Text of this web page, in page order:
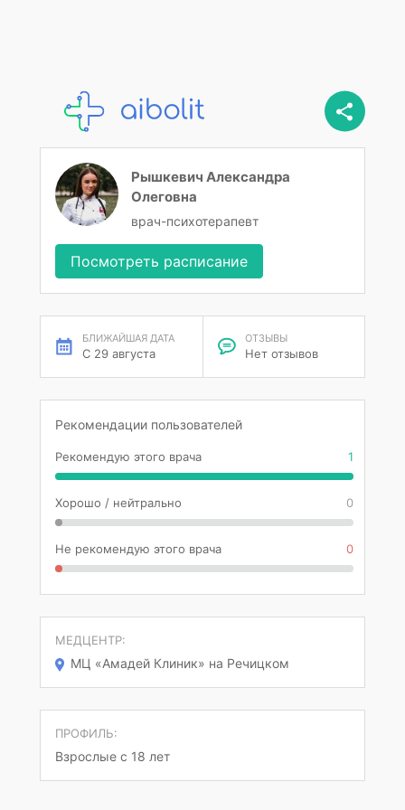
Рышкевич Александра
Олеговна
врач-психотерапевт
Посмотреть расписание
БЛИЖАЙШАЯ ДАТА
С 29 августа
ОТЗЫВЫ
Нет отзывов
Рекомендации пользователей
Рекомендую этого врача 1
Хорошо / нейтрально 0
Не рекомендую этого врача 0
МЕДЦЕНТР:
МЦ «Амадей Клиник» на Речицком
ПРОФИЛЬ:
Взрослые с 18 лет